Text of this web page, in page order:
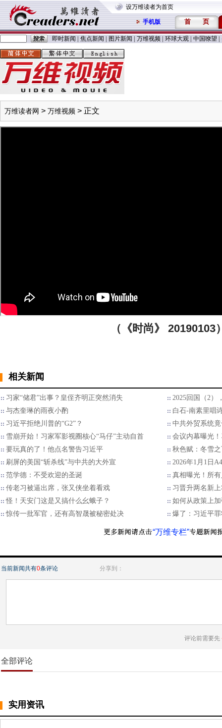
设万维读者为首页
手机版 首 页
即时新闻 焦点新闻 图片新闻 万维视频 环球大观 中国嘹望
万维读者网 > 万维视频 > 正文
（《时尚》 20190103
相关新闻
习家“储君”出事？皇侄齐明正突然消失
2025回国（2）
与杰奎琳的雨夜小酌
白石-南素里唱
习近平拒绝川普的“G2”？
中共外贸系统
雪崩开始！习家军影视圈核心“马仔”主动自首
会议内幕曝光
要玩真的了！他点名警告习近平
秋色赋：冬雪
刷屏的美国“斩杀线”与中共的大外宣
2026年1月1日
范学德：不受欢迎的圣诞
真相曝光！所
传老习被逼出席，张又侠坐着看戏
习晋升两名新
怪！天安门这是又搞什么幺蛾子？
如何从政策上
惊传一批军官，还有高智晟被秘密处决
爆了：习近平
“万维专栏”
当前新闻共有0条评论 分享到：
评论前需要先
全部评论
实用资讯